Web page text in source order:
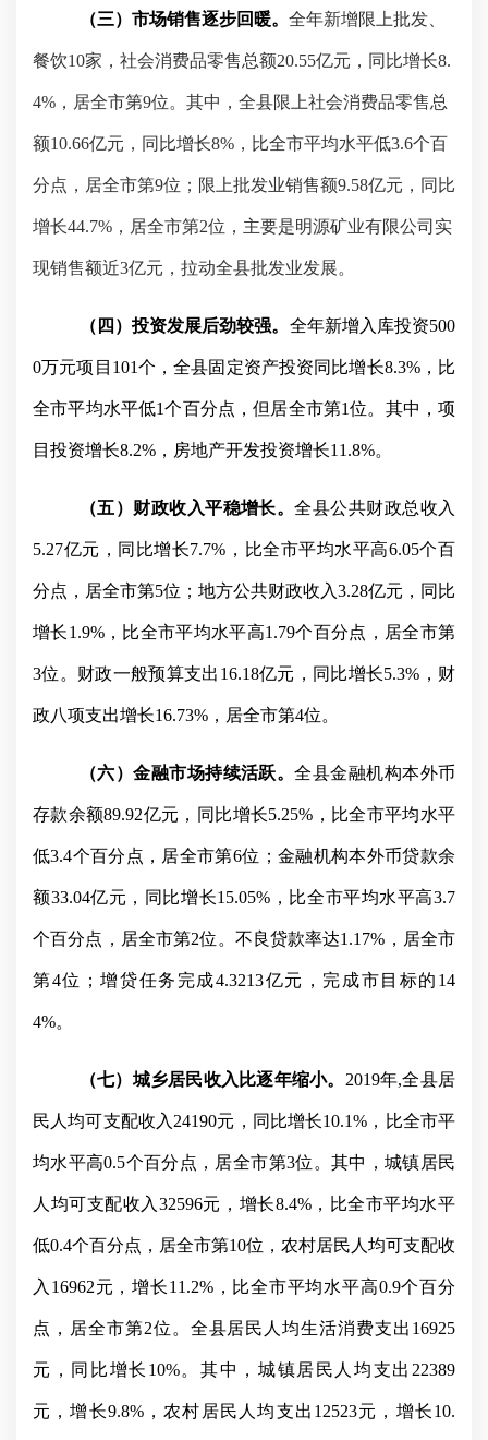
（三）市场销售逐步回暖。 全年新增限上批发、
餐饮10家，社会消费品零售总额20.55亿元，同比增长8.
4% ，居全市第9位。其中，全县限上社会消费品零售总
额10.66亿元，同比增长8% ，比全市平均水平低3.6个百
分点，居全市第9位；限上批发业销售额9.58亿元，同比
增长44.7% ，居全市第2位，主要是明源矿业有限公司实
现销售额近3亿元，拉动全县批发业发展。
（四）投资发展后劲较强。 全年新增入库投资500
0万元项目 101个，全县固定资产投资同比增长8.3%，比
全市平均水平低1个百分点，但居全市第1位。其中，项
目投资增长8.2% ，房地产开发投资增长11.8%。
（五）财政收入平稳增长。全县公共财政总收入
5.27亿元，同比增长7.7% ，比全市平均水平高6.05个百
分点，居全市第5位；地方公共财政收入3.28亿元，同比
增长1.9%，比全市平均水平高1.79个百分点，居全市第
3位。财政一般预算支出 16.18亿元，同比增长5.3% ，财
政八项支出增长16.73% ，居全市第4位。
（六）金融市场持续活跃。全县金融机构本外币
存款余额89.92亿元，同比增长5.25% ，比全市平均水平
低3.4个百分点，居全市第6位；金融机构本外币贷款余
额33.04亿元，同比增长15.05% ，比全市平均水平高3.7
个百分点，居全市第2位。不良贷款率达1.17% ，居全市
第4位；增贷任务完成4.3213亿元，完成市目标的 14
4%。
（七）城乡居民收入比逐年缩小。 2019年,全县居
民人均可支配收入 24190元，同比增长10.1% ，比全市平
均水平高0.5个百分点，居全市第3位。其中，城镇居民
人均可支配收入 32596元，增长8.4%，比全市平均水平
低0.4个百分点，居全市第10位，农村居民人均可支配收
入 16962元，增长11.2%，比全市平均水平高0.9个百分
点，居全市第2位。全县居民人均生活消费支出 16925
元，同比增长 10%。其中，城镇居民人均支出 22389
元，增长9.8%，农村居民人均支出 12523元，增长10.